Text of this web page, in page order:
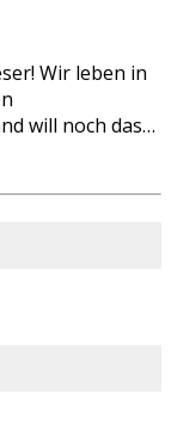
Wir leben in
will noch das…